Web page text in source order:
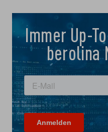
Immer Up-
berolina